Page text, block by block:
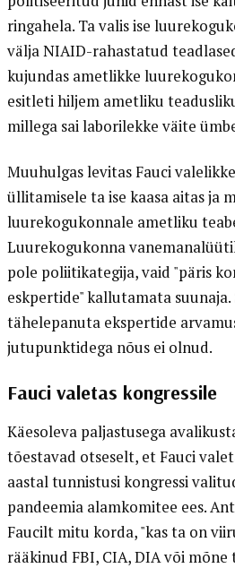
ringahela. Ta valis ise
välja NIAID-rahastatud
kujundas ametlikke
esitleti hiljem ametliku
millega sai laborilekke väite
Muuhulgas levitas Fauci
üllitamisele ta ise kaasa aitas ja
luurekogukonnale ametliku
Luurekogukonna
pole poliitikategija, vaid "päris
eskpertide" kallutamata suunaja.
tähelepanuta ekspertide
jutupunktidega nõus ei olnud.
Fauci valetas kongressile
Käesoleva paljastusega
tõestavad otseselt, et Fauci
aastal tunnistusi kongressi
pandeemia alamkomitee ees.
Faucilt mitu korda, "kas ta on
rääkinud FBI, CIA, DIA või mõne